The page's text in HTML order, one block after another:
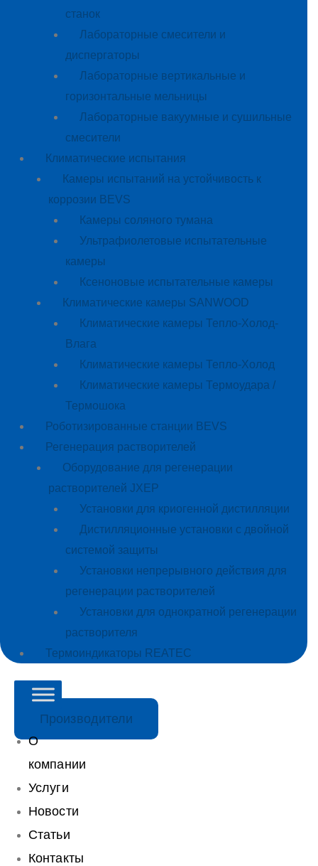
станок
Лабораторные смесители и
диспергаторы
Лабораторные вертикальные и
горизонтальные мельницы
Лабораторные вакуумные и сушильные
смесители
Климатические испытания
Камеры испытаний на устойчивость к
коррозии BEVS
Камеры соляного тумана
Ультрафиолетовые испытательные
камеры
Ксеноновые испытательные камеры
Климатические камеры SANWOOD
Климатические камеры Тепло-Холод-
Влага
Климатические камеры Тепло-Холод
Климатические камеры Термоудара /
Термошока
Роботизированные станции BEVS
Регенерация растворителей
Оборудование для регенерации
растворителей JXEP
Установки для криогенной дистилляции
Дистилляционные установки с двойной
системой защиты
Установки непрерывного действия для
регенерации растворителей
Установки для однократной регенерации
растворителя
Термоиндикаторы REATEC
Производители
О
компании
Услуги
Новости
Статьи
Контакты